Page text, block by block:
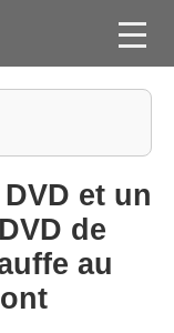
FILMS
VIDÉO
DIVERS
et un
de
au